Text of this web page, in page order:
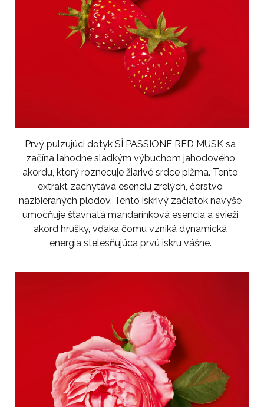
Prvý pulzujúci dotyk SÌ PASSIONE RED MUSK sa
začína lahodne sladkým výbuchom jahodového
akordu, ktorý roznecuje žiarivé srdce pižma. Tento
extrakt zachytáva esenciu zrelých, čerstvo
nazbieraných plodov. Tento iskrivý začiatok navyše
umocňuje šťavnatá mandarínková esencia a svieži
akord hrušky, vďaka čomu vzniká dynamická
energia stelesňujúca prvú iskru vášne.